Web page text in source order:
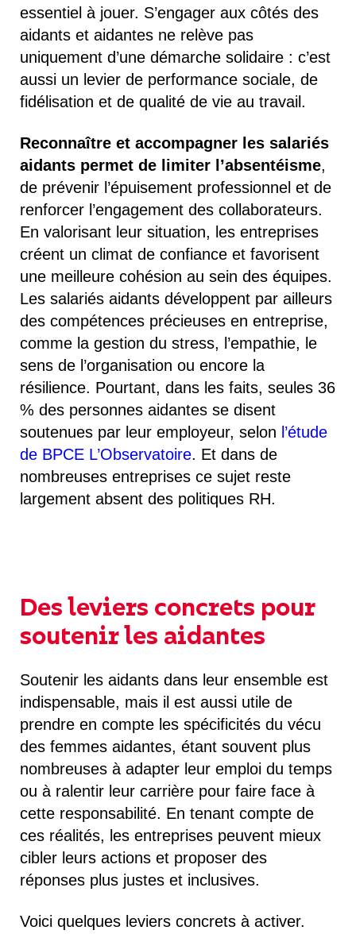
essentiel à jouer. S’engager aux côtés des
aidants et aidantes ne relève pas
uniquement d’une démarche solidaire : c’est
aussi un levier de performance sociale, de
fidélisation et de qualité de vie au travail.
Reconnaître et accompagner les salariés
aidants permet de limiter l’absentéisme,
de prévenir l’épuisement professionnel et de
renforcer l’engagement des collaborateurs.
En valorisant leur situation, les entreprises
créent un climat de confiance et favorisent
une meilleure cohésion au sein des équipes.
Les salariés aidants développent par ailleurs
des compétences précieuses en entreprise,
comme la gestion du stress, l’empathie, le
sens de l’organisation ou encore la
résilience. Pourtant, dans les faits, seules 36
% des personnes aidantes se disent
soutenues par leur employeur, selon l’étude
de BPCE L’Observatoire. Et dans de
nombreuses entreprises ce sujet reste
largement absent des politiques RH.
Des leviers concrets pour
soutenir les aidantes
Soutenir les aidants dans leur ensemble est
indispensable, mais il est aussi utile de
prendre en compte les spécificités du vécu
des femmes aidantes, étant souvent plus
nombreuses à adapter leur emploi du temps
ou à ralentir leur carrière pour faire face à
cette responsabilité. En tenant compte de
ces réalités, les entreprises peuvent mieux
cibler leurs actions et proposer des
réponses plus justes et inclusives.
Voici quelques leviers concrets à activer.